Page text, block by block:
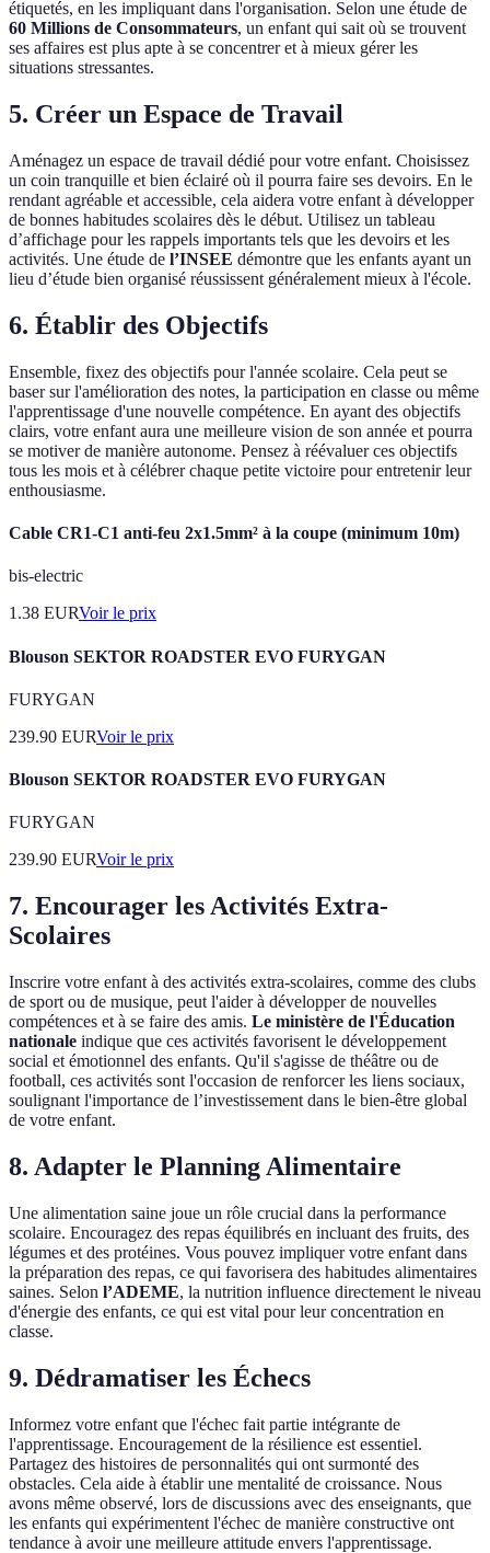
étiquetés, en les impliquant dans l'organisation. Selon une étude de
60 Millions de Consommateurs, un enfant qui sait où se trouvent
ses affaires est plus apte à se concentrer et à mieux gérer les
situations stressantes.
5. Créer un Espace de Travail
Aménagez un espace de travail dédié pour votre enfant. Choisissez
un coin tranquille et bien éclairé où il pourra faire ses devoirs. En le
rendant agréable et accessible, cela aidera votre enfant à développer
de bonnes habitudes scolaires dès le début. Utilisez un tableau
d’affichage pour les rappels importants tels que les devoirs et les
activités. Une étude de l’INSEE démontre que les enfants ayant un
lieu d’étude bien organisé réussissent généralement mieux à l'école.
6. Établir des Objectifs
Ensemble, fixez des objectifs pour l'année scolaire. Cela peut se
baser sur l'amélioration des notes, la participation en classe ou même
l'apprentissage d'une nouvelle compétence. En ayant des objectifs
clairs, votre enfant aura une meilleure vision de son année et pourra
se motiver de manière autonome. Pensez à réévaluer ces objectifs
tous les mois et à célébrer chaque petite victoire pour entretenir leur
enthousiasme.
Cable CR1-C1 anti-feu 2x1.5mm² à la coupe (minimum 10m)
bis-electric
1.38 EURVoir le prix
Blouson SEKTOR ROADSTER EVO FURYGAN
FURYGAN
239.90 EURVoir le prix
Blouson SEKTOR ROADSTER EVO FURYGAN
FURYGAN
239.90 EURVoir le prix
7. Encourager les Activités Extra-
Scolaires
Inscrire votre enfant à des activités extra-scolaires, comme des clubs
de sport ou de musique, peut l'aider à développer de nouvelles
compétences et à se faire des amis. Le ministère de l'Éducation
nationale indique que ces activités favorisent le développement
social et émotionnel des enfants. Qu'il s'agisse de théâtre ou de
football, ces activités sont l'occasion de renforcer les liens sociaux,
soulignant l'importance de l’investissement dans le bien-être global
de votre enfant.
8. Adapter le Planning Alimentaire
Une alimentation saine joue un rôle crucial dans la performance
scolaire. Encouragez des repas équilibrés en incluant des fruits, des
légumes et des protéines. Vous pouvez impliquer votre enfant dans
la préparation des repas, ce qui favorisera des habitudes alimentaires
saines. Selon l’ADEME, la nutrition influence directement le niveau
d'énergie des enfants, ce qui est vital pour leur concentration en
classe.
9. Dédramatiser les Échecs
Informez votre enfant que l'échec fait partie intégrante de
l'apprentissage. Encouragement de la résilience est essentiel.
Partagez des histoires de personnalités qui ont surmonté des
obstacles. Cela aide à établir une mentalité de croissance. Nous
avons même observé, lors de discussions avec des enseignants, que
les enfants qui expérimentent l'échec de manière constructive ont
tendance à avoir une meilleure attitude envers l'apprentissage.